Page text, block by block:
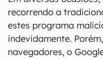
recorrendo a
estes programa
indevidamente.
navegadores, o